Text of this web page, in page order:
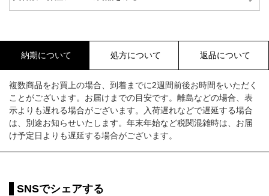
納期について 処方について 返品について
複数商品をお買上の場合、到着までに2週間前後お時間をいただく
ことがございます。お届けまでの目安です。離島などの場合、表
示よりも遅れる場合がございます。入荷遅れなどで遅延する場合
は、別途お知らせいたします。年末年始など税関混雑時は、お届
け予定日よりも遅延する場合がございます。
SNSでシェアする